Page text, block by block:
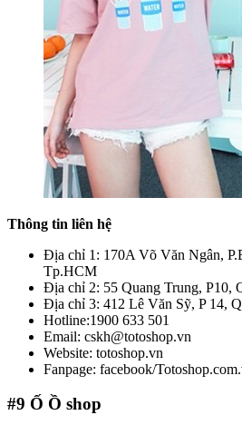
Thông tin liên hệ
Địa chỉ 1: 170A Võ Văn Ngân,
Tp.HCM
Địa chỉ 2: 55 Quang Trung, P10,
Địa chỉ 3: 412 Lê Văn Sỹ, P 14,
Hotline:1900 633 501
Email: cskh@totoshop.vn
Website: totoshop.vn
Fanpage: facebook/
#9 Ố Ồ shop